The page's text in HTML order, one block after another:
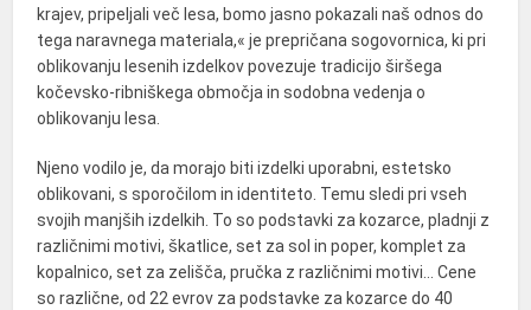
krajev, pripeljali več lesa, bomo jasno pokazali naš odnos do
tega naravnega materiala,« je prepričana sogovornica, ki pri
oblikovanju lesenih izdelkov povezuje tradicijo širšega
kočevsko-ribniškega območja in sodobna vedenja o
oblikovanju lesa.
Njeno vodilo je, da morajo biti izdelki uporabni, estetsko
oblikovani, s sporočilom in identiteto. Temu sledi pri vseh
svojih manjših izdelkih. To so podstavki za kozarce, pladnji z
različnimi motivi, škatlice, set za sol in poper, komplet za
kopalnico, set za zelišča, pručka z različnimi motivi… Cene
so različne, od 22 evrov za podstavke za kozarce do 40